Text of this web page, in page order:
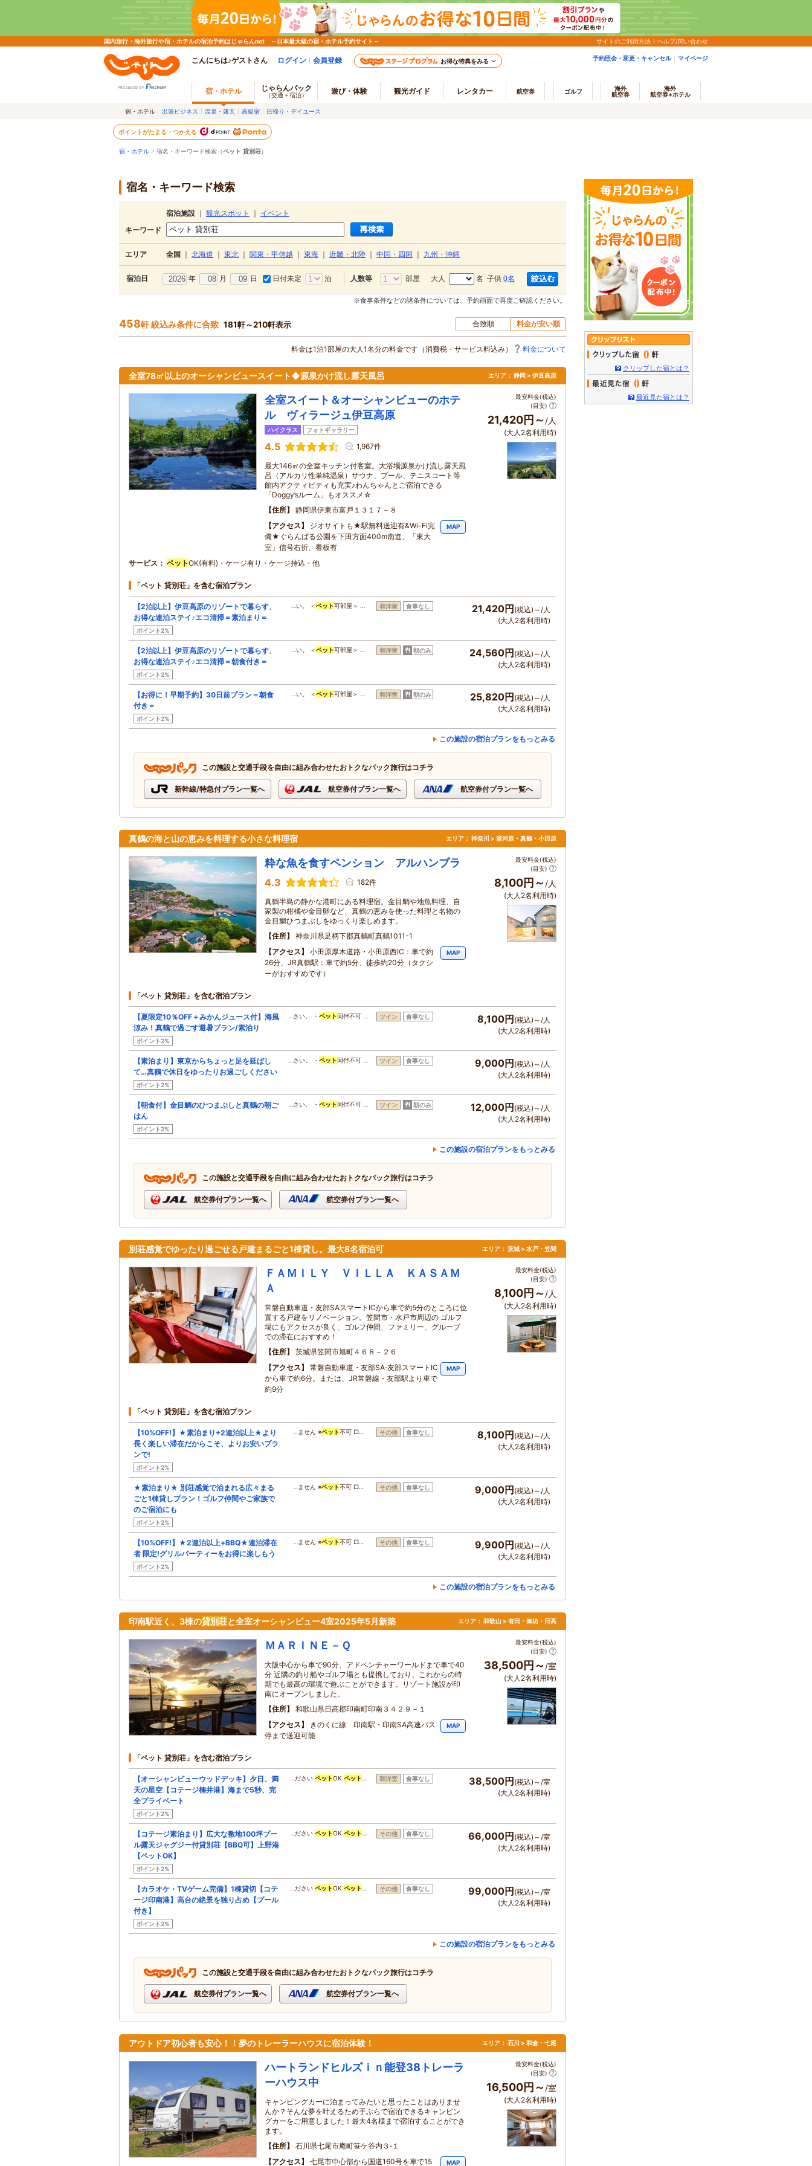
国内旅行・海外旅行や宿・ホテルの宿泊予約はじゃらんnet ～日本最大級の宿・ホテル予約サイト～ サイトのご利用方法 ヘルプ/問い合わせ
こんにちは♪ゲストさん ログイン 会員登録 お得な特典をみる 予約照会・変更・キャンセル マイページ
宿・ホテル じゃらんパック
（交通＋宿泊） 遊び・体験 観光ガイド レンタカー 航空券 ゴルフ
海外
航空券
海外
航空券+ホテル
宿・ホテル 出張ビジネス 温泉・露天 高級宿 日帰り・デイユース
ポイントがたまる・つかえる
宿・ホテル > 宿名・キーワード検索（ペット 貸別荘）
宿名・キーワード検索
宿泊施設 観光スポット
イベント
キーワード
エリア 全国 北海道 東北 関東・甲信越 東海 近畿・北陸 中国・四国 九州・沖縄
宿泊日 年 月 日 日付未定 泊 人数等 部屋 大人 名 子供 0名
※食事条件などの諸条件については、予約画面で再度ご確認ください。
458軒 絞込み条件に合致 181軒～210軒表示 合致順 料金が安い順
料金は1泊1部屋の大人1名分の料金です（消費税・サービス料込み） 料金について
全室78㎡以上のオーシャンビュースイート◆源泉かけ流し露天風呂 エリア： 静岡 > 伊豆高原
全室スイート＆オーシャンビューのホテ
ル ヴィラージュ伊豆高原
ハイクラス フォトギャラリー
4.5 1,967件
最大146㎡の全室キッチン付客室。大浴場源泉かけ流し露天風
呂（アルカリ性単純温泉）サウナ、プール、テニスコート等
館内アクティビティも充実♪わんちゃんとご宿泊できる
「Doggy’sルーム」もオススメ☆
住所
静岡県伊東市富戸１３１７－８
アクセス
ジオサイトも★駅無料送迎有&Wi-Fi完
備★ぐらんぱる公園を下田方面400m南進、「東大
室」信号右折、看板有
MAP
最安料金(税込)
(目安)
21,420円～ /人
(大人2名利用時)
サービス ペットOK(有料)・ケージ有り・ケージ持込・他
「ペット 貸別荘」を含む宿泊プラン
【2泊以上】伊豆高原のリゾートで暮らす、
お得な連泊ステイ♪エコ清掃＝素泊まり＝
ポイント2%
…い。 ＜ペット可部屋＞ … 和洋室 食事なし 21,420円 (税込)～/人
(大人2名利用時)
【2泊以上】伊豆高原のリゾートで暮らす、
お得な連泊ステイ♪エコ清掃＝朝食付き＝
ポイント2%
…い。 ＜ペット可部屋＞ … 和洋室 朝のみ 24,560円 (税込)～/人
(大人2名利用時)
【お得に！早期予約】30日前プラン＝朝食
付き＝
ポイント2%
…い。 ＜ペット可部屋＞ … 和洋室 朝のみ 25,820円 (税込)～/人
(大人2名利用時)
この施設の宿泊プランをもっとみる
この施設と交通手段を自由に組み合わせたおトクなパック旅行はコチラ
新幹線/特急付プラン一覧へ 航空券付プラン一覧へ 航空券付プラン一覧へ
真鶴の海と山の恵みを料理する小さな料理宿 エリア： 神奈川 > 湯河原・真鶴・小田原
粋な魚を食すペンション アルハンブラ
4.3 182件
真鶴半島の静かな港町にある料理宿。金目鯛や地魚料理、自
家製の柑橘や金目卵など、真鶴の恵みを使った料理と名物の
金目鯛ひつまぶしをゆっくり楽しめます。
住所
神奈川県足柄下郡真鶴町真鶴1011-1
アクセス
小田原厚木道路・小田原西IC：車で約
26分、JR真鶴駅：車で約5分、徒歩約20分（タクシ
ーがおすすめです）
MAP
最安料金(税込)
(目安)
8,100円～ /人
(大人2名利用時)
「ペット 貸別荘」を含む宿泊プラン
【夏限定10％OFF＋みかんジュース付】海風
涼み！真鶴で過ごす避暑プラン/素泊り
ポイント2%
…さい。 ・ ペット同伴不可 … ツイン 食事なし 8,100円 (税込)～/人
(大人2名利用時)
【素泊まり】東京からちょっと足を延ばし
て…真鶴で休日をゆったりお過ごしください
ポイント2%
…さい。 ・ ペット同伴不可 … ツイン 食事なし 9,000円 (税込)～/人
(大人2名利用時)
【朝食付】金目鯛のひつまぶしと真鶴の朝ご
はん
ポイント2%
…さい。 ・ ペット同伴不可 … ツイン 朝のみ 12,000円 (税込)～/人
(大人2名利用時)
この施設の宿泊プランをもっとみる
この施設と交通手段を自由に組み合わせたおトクなパック旅行はコチラ
航空券付プラン一覧へ 航空券付プラン一覧へ
別荘感覚でゆったり過ごせる戸建まるごと1棟貸し。最大8名宿泊可 エリア： 茨城 > 水戸・笠間
ＦＡＭＩＬＹ ＶＩＬＬＡ ＫＡＳＡＭ
Ａ
常磐自動車道・友部SAスマートICから車で約5分のところに位
置する戸建をリノベーション。笠間市・水戸市周辺の ゴルフ
場にもアクセスが良く、ゴルフ仲間、ファミリー、グループ
での滞在におすすめ！
住所
茨城県笠間市旭町４６８－２６
アクセス
常磐自動車道・友部SA‐友部スマートIC
から車で約6分。または、JR常磐線・友部駅より車で
約9分
MAP
最安料金(税込)
(目安)
8,100円～ /人
(大人2名利用時)
「ペット 貸別荘」を含む宿泊プラン
【10%OFF!】★素泊まり+2連泊以上★より
長く楽しい滞在だからこそ、よりお安いプラ
ンで!
ポイント2%
…ません ※ペット不可 □… その他 食事なし 8,100円(税込)～/人
(大人2名利用時)
★素泊まり★ 別荘感覚で泊まれる広々まる
ごと1棟貸しプラン！ゴルフ仲間やご家族で
のご宿泊にも
ポイント2%
…ません ※ペット不可 □… その他 食事なし 9,000円(税込)～/人
(大人2名利用時)
【10%OFF!】★2連泊以上+BBQ★連泊滞在
者 限定!グリルパーティーをお得に楽しもう
ポイント2%
…ません ※ペット不可 □… その他 食事なし 9,900円(税込)～/人
(大人2名利用時)
この施設の宿泊プランをもっとみる
印南駅近く、3棟の貸別荘と全室オーシャンビュー4室2025年5月新築 エリア： 和歌山 > 有田・御坊・日高
ＭＡＲＩＮＥ－Ｑ
大阪中心から車で90分、アドベンチャーワールドまで車で40
分 近隣の釣り船やゴルフ場とも提携しており、これからの時
期でも最高の環境で遊ぶことができます。リゾート施設が印
南にオープンしました。
住所
和歌山県日高郡印南町印南３４２９－１
アクセス
きのくに線 印南駅・印南SA高速バス
停まで送迎可能
MAP
最安料金(税込)
(目安)
38,500円～ /室
(大人2名利用時)
「ペット 貸別荘」を含む宿泊プラン
【オーシャンビューウッドデッキ】夕日、満
天の星空【コテージ楠井港】海まで5秒、完
全プライベート
ポイント2%
…ださい ペットOK ペット … 和洋室 食事なし 38,500円(税込)～/室
(大人2名利用時)
【コテージ素泊まり】広大な敷地100坪プー
ル露天ジャグジー付貸別荘【BBQ可】上野港
【ペットOK】
ポイント2%
…ださい ペットOK ペット … その他 食事なし 66,000円(税込)～/室
(大人2名利用時)
【カラオケ・TVゲーム完備】1棟貸切【コテ
ージ印南港】高台の絶景を独り占め【プール
付き】
ポイント2%
…ださい ペットOK ペット … その他 食事なし 99,000円(税込)～/室
(大人2名利用時)
この施設の宿泊プランをもっとみる
この施設と交通手段を自由に組み合わせたおトクなパック旅行はコチラ
航空券付プラン一覧へ 航空券付プラン一覧へ
アウトドア初心者も安心！！夢のトレーラーハウスに宿泊体験！ エリア： 石川 > 和倉・七尾
ハートランドヒルズｉｎ能登38トレーラ
ーハウス中
キャンピングカーに泊まってみたいと思ったことはありませ
んか？そんな夢を叶えるため手ぶらで宿泊できるキャンピン
グカーをご用意しました！最大4名様まで宿泊することができ
ます。
住所
石川県七尾市庵町笹ケ谷内３‐１
アクセス
七尾市中心部から国道160号を車で15 MAP
最安料金(税込)
(目安)
16,500円～/室
(大人2名利用時)
0
クリップした宿とは？
0
最近見た宿とは？